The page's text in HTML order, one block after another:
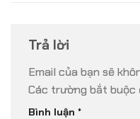
Trả lời
Email của bạn sẽ
Các trường bắt buộc
Bình luận *